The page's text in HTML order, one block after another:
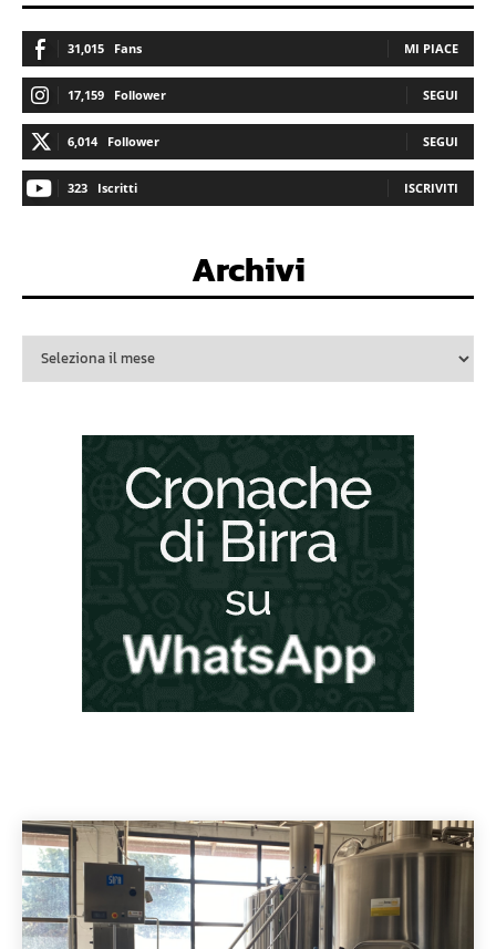
31,015 Fans MI PIACE
17,159 Follower SEGUI
6,014 Follower SEGUI
323 Iscritti ISCRIVITI
Archivi